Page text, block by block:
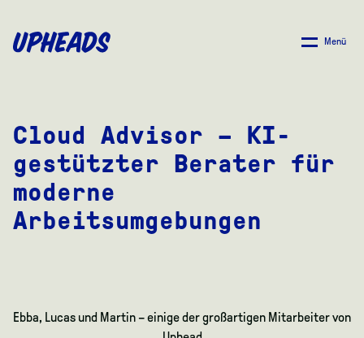
SPRINGEN
Menü
Cloud Advisor – KI-
gestützter Berater für
moderne
Arbeitsumgebungen
Ebba, Lucas und Martin – einige der großartigen Mitarbeiter von